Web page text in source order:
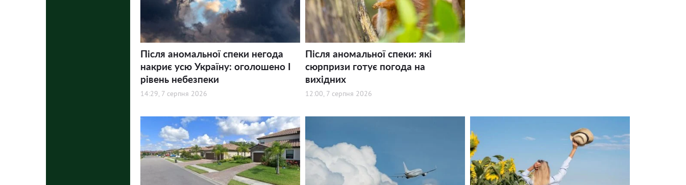
Після аномальної спеки негода
накриє усю Україну: оголошено І
рівень небезпеки
14:29, 7 серпня 2026
Після аномальної спеки: які
сюрпризи готує погода на
вихідних
12:00, 7 серпня 2026